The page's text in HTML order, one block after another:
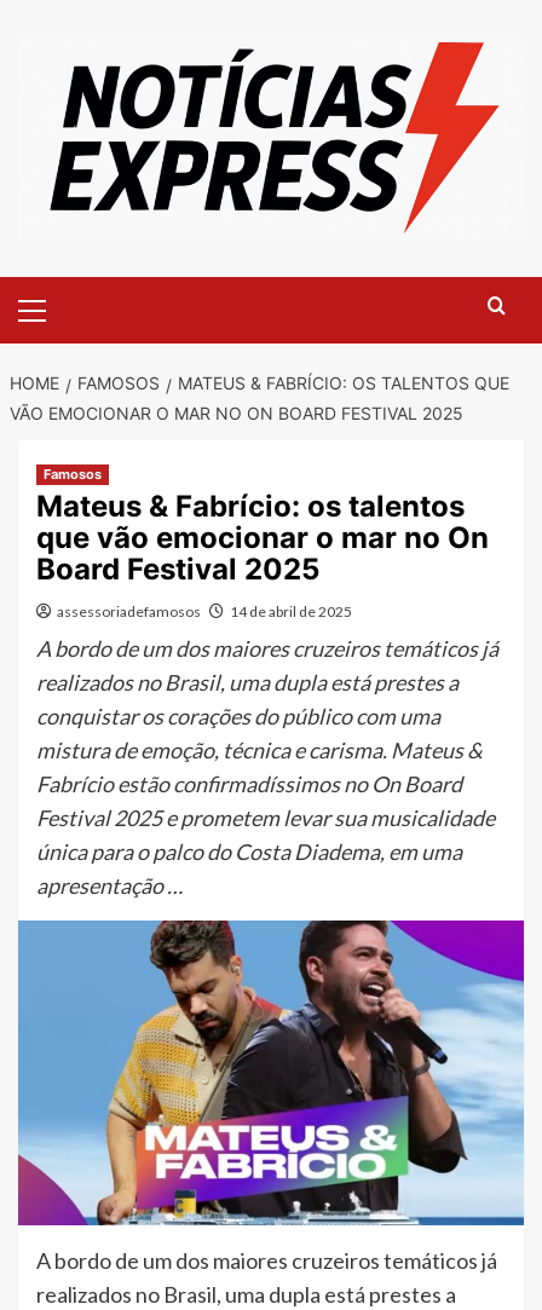
Menu
HOME FAMOSOS
MATEUS & FABRÍCIO: OS TALENTOS QUE
VÃO EMOCIONAR O MAR NO ON BOARD FESTIVAL 2025
Famosos
Mateus & Fabrício: os talentos
que vão emocionar o mar no On
Board Festival 2025
assessoriadefamosos 14 de abril de 2025
A bordo de um dos maiores cruzeiros temáticos já
realizados no Brasil, uma dupla está prestes a
conquistar os corações do público com uma
mistura de emoção, técnica e carisma. Mateus &
Fabrício estão confirmadíssimos no On Board
Festival 2025 e prometem levar sua musicalidade
única para o palco do Costa Diadema, em uma
apresentação …
A bordo de um dos maiores cruzeiros temáticos já
realizados no Brasil, uma dupla está prestes a